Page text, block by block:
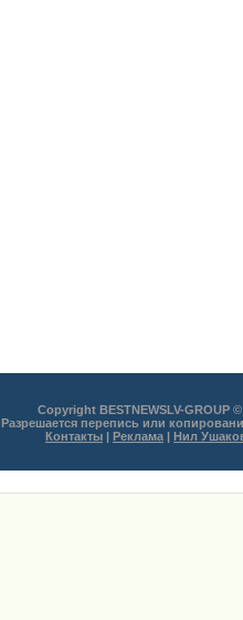
Copyright BESTNEWSLV-GROUP
Разрешается перепись или
Контакты | Реклама | Нил